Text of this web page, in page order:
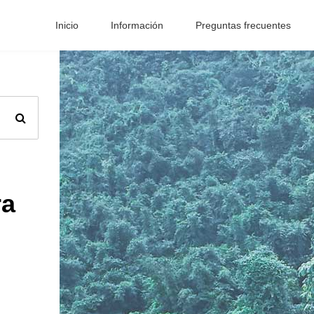
Inicio Información Preguntas frecuentes